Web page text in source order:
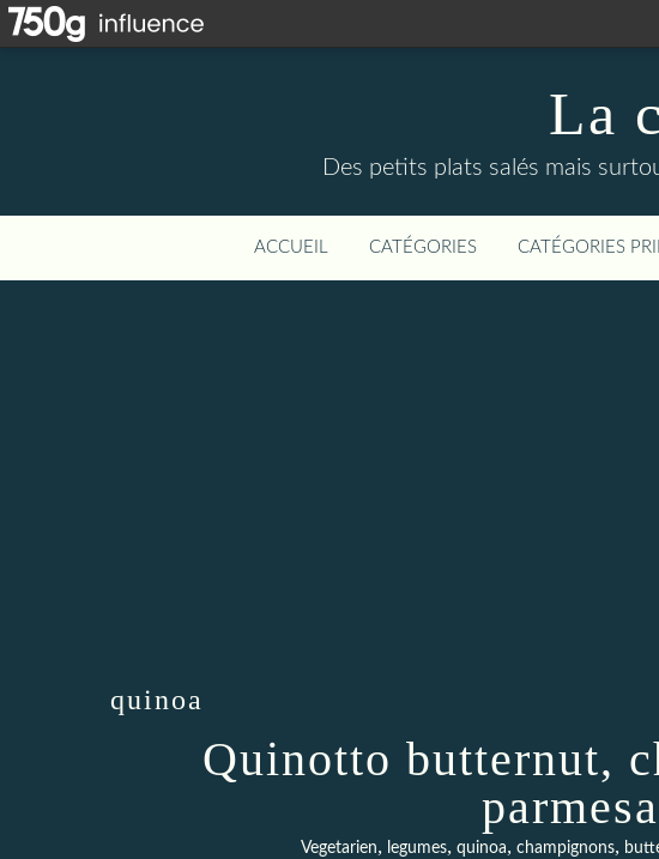
La
Des petits plats salés mais
ACCUEIL CATÉGORIES CATÉGORIES
quinoa
Quinotto butternut,
Vegetarien, legumes, quinoa, champignons,